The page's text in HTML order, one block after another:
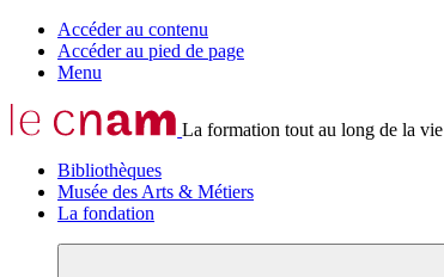
Accéder au contenu
Accéder au pied de page
Menu
La formation tout au long de la vie
Bibliothèques
Musée des Arts & Métiers
La fondation